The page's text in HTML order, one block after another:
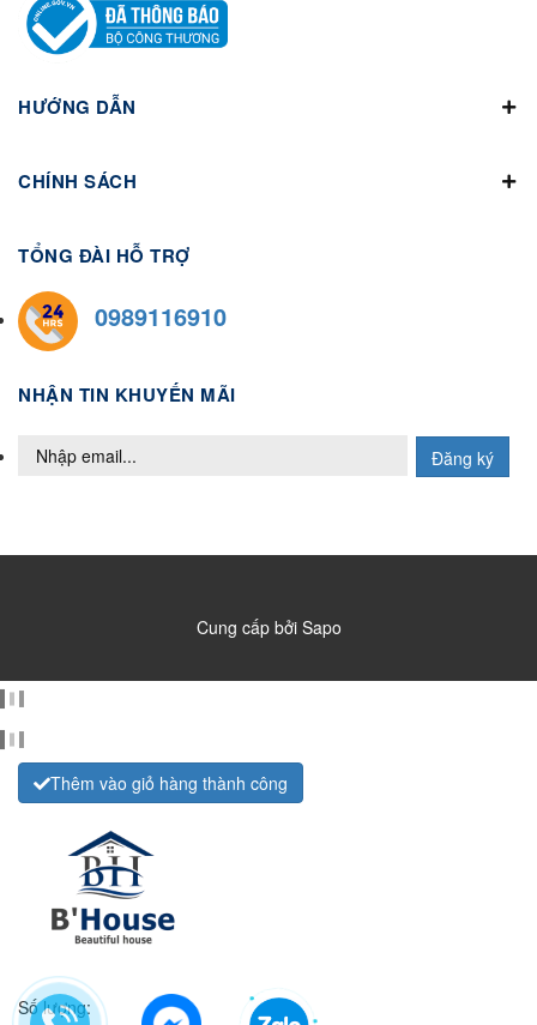
HƯỚNG DẪN
CHÍNH SÁCH
TỔNG ĐÀI HỖ TRỢ
0989116910
NHẬN TIN KHUYẾN MÃI
Đăng ký
Cung cấp bởi Sapo
Thêm vào giỏ hàng thành công
Số lượng: